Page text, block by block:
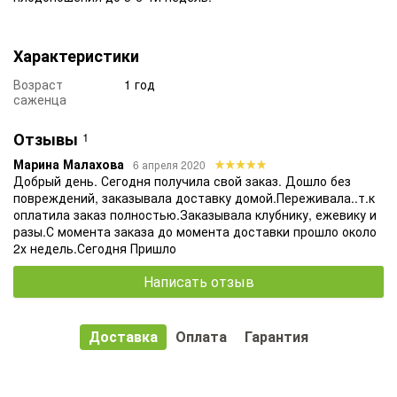
Характеристики
Возраст
саженца
1 год
Отзывы 1
Марина Малахова 6 апреля 2020
Добрый день. Сегодня получила свой заказ. Дошло без
повреждений, заказывала доставку домой.Переживала..т.к
оплатила заказ полностью.Заказывала клубнику, ежевику и
разы.С момента заказа до момента доставки прошло около
2х недель.Сегодня Пришло
Написать отзыв
Доставка Оплата Гарантия